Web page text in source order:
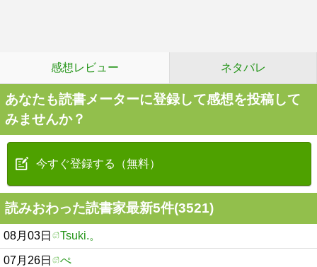
感想レビュー ネタバレ
あなたも読書メーターに登録して感想を投稿して
みませんか？
今すぐ登録する（無料）
読みおわった読書家最新5件(3521)
08月03日 Tsuki.。
07月26日 ぺ